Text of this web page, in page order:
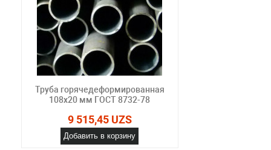
Труба горячедеформированная
108х20 мм ГОСТ 8732-78
9 515,45 UZS
Добавить в корзину